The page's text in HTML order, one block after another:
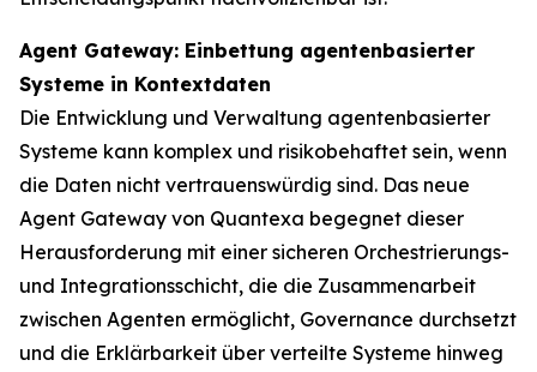
Agent Gateway: Einbettung agentenbasierter
Systeme in Kontextdaten
Die Entwicklung und Verwaltung agentenbasierter
Systeme kann komplex und risikobehaftet sein, wenn
die Daten nicht vertrauenswürdig sind. Das neue
Agent Gateway von Quantexa begegnet dieser
Herausforderung mit einer sicheren Orchestrierungs-
und Integrationsschicht, die die Zusammenarbeit
zwischen Agenten ermöglicht, Governance durchsetzt
und die Erklärbarkeit über verteilte Systeme hinweg